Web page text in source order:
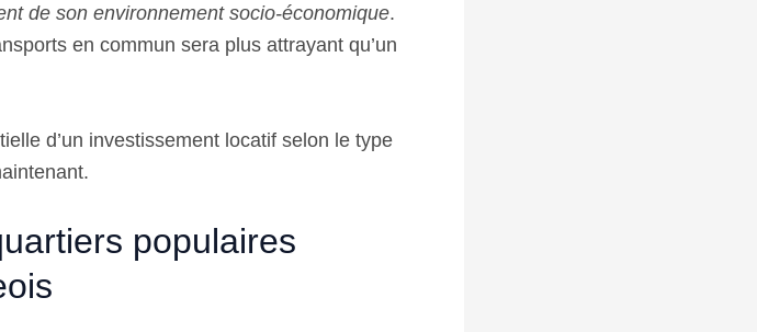
de son environnement socio-économique.
en commun sera plus attrayant qu’un
d’un investissement locatif selon le type
populaires